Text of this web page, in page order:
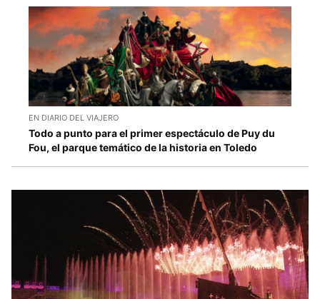
EN DIARIO DEL VIAJERO
Todo a punto para el primer espectáculo de Puy du
Fou, el parque temático de la historia en Toledo